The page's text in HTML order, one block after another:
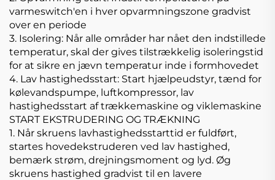
varmeswitch'en i hver opvarmningszone gradvist
over en periode
3. Isolering: Når alle områder har nået den indstillede
temperatur, skal der gives tilstrækkelig isoleringstid
for at sikre en jævn temperatur inde i formhovedet
4. Lav hastighedsstart: Start hjælpeudstyr, tænd for
kølevandspumpe, luftkompressor, lav
hastighedsstart af trækkemaskine og viklemaskine
START EKSTRUDERING OG TRÆKNING
1. Når skruens lavhastighedsstarttid er fuldført,
startes hovedekstruderen ved lav hastighed,
bemærk strøm, drejningsmoment og lyd. Øg
skruens hastighed gradvist til en lavere